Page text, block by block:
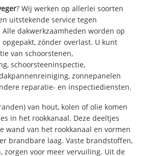
? Wij werken op allerlei soorten
uitstekende service tegen
Alle dakwerkzaamheden worden op
zónder overlast. U kunt
van schoorstenen,
schoorsteeninspectie,
zonnepanelen
reparatie- en inspectiediensten.
van hout, kolen of olie komen
in het rookkanaal. Deze deeltjes
wand van het rookkanaal en vormen
brandbare laag. Vaste brandstoffen,
zorgen voor meer vervuiling. Uit de